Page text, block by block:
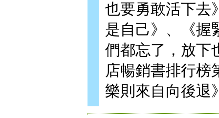
也要勇敢活下去
是自己》、《握
們都忘了，放下
店暢銷書排行榜
樂則來自向後退